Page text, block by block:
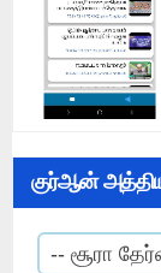
குர்ஆன்